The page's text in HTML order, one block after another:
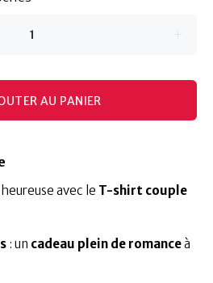
AU PANIER
avec le T-shirt couple
: un cadeau plein de romanceà